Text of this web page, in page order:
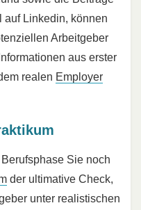
auf Linkedin, können
Arbeitgeber
aus erster
realen Employer
Sie noch
der ultimative Check,
unter realistischen